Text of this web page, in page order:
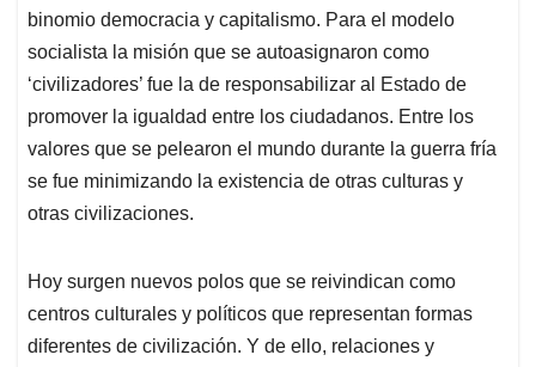
binomio democracia y capitalismo. Para el modelo
socialista la misión que se autoasignaron como
‘civilizadores’ fue la de responsabilizar al Estado de
promover la igualdad entre los ciudadanos. Entre los
valores que se pelearon el mundo durante la guerra fría
se fue minimizando la existencia de otras culturas y
otras civilizaciones.
Hoy surgen nuevos polos que se reivindican como
centros culturales y políticos que representan formas
diferentes de civilización. Y de ello, relaciones y